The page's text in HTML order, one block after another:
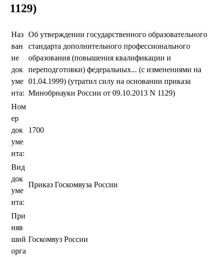
1129)
Наз
ван
ие
док
уме
нта:
Об утверждении государственного образовательного
стандарта дополнительного профессионального
образования (повышения квалификации и
переподготовки) федеральных... (с изменениями на
01.04.1999) (утратил силу на основании приказа
Минобрнауки России от 09.10.2013 N 1129)
Ном
ер
док
уме
нта:
1700
Вид
док
уме
нта:
Приказ Госкомвуза России
При
няв
ший
орга
Госкомвуз России